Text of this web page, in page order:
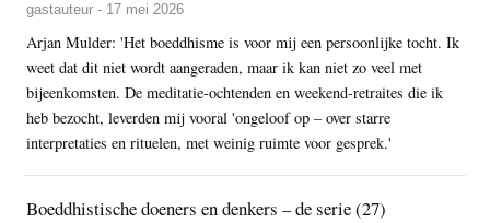
gastauteur - 17 mei 2026
Arjan Mulder: 'Het boeddhisme is voor mij een persoonlijke tocht. Ik
weet dat dit niet wordt aangeraden, maar ik kan niet zo veel met
bijeenkomsten. De meditatie-ochtenden en weekend-retraites die ik
heb bezocht, leverden mij vooral 'ongeloof op – over starre
interpretaties en rituelen, met weinig ruimte voor gesprek.'
Boeddhistische doeners en denkers – de serie (27)